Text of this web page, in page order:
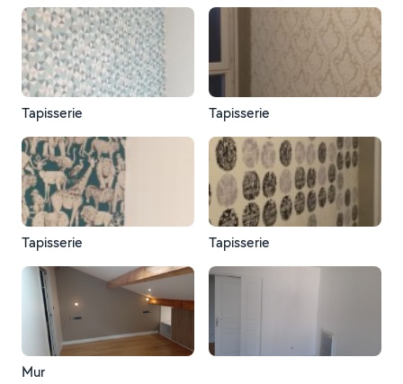
Tapisserie Tapisserie
Tapisserie Tapisserie
Mur